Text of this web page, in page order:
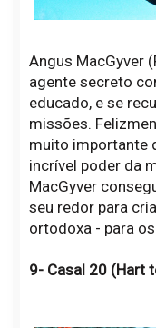
Angus MacGyver
agente secreto
educado, e se
missões.
muito importante
incrível poder da
MacGyver
seu redor para
ortodoxa - para
9- Casal 20 (Hart